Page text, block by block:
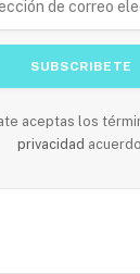
aceptas los
privacidad acuerdo.